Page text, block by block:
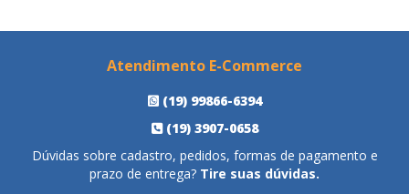
Atendimento E-Commerce
(19) 99866-6394
(19) 3907-0658
Dúvidas sobre cadastro, pedidos, formas de pagamento e
prazo de entrega? Tire suas dúvidas.